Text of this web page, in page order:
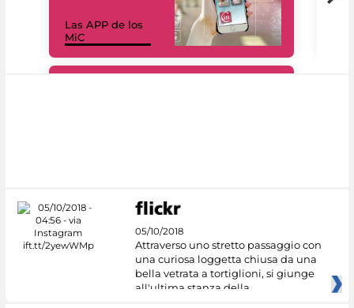
Las APP de los
MiC
05/10/2018
Attraverso uno stretto passaggio con
una curiosa loggetta chiusa da una
bella vetrata a tortiglioni, si giunge
all'ultima stanza della